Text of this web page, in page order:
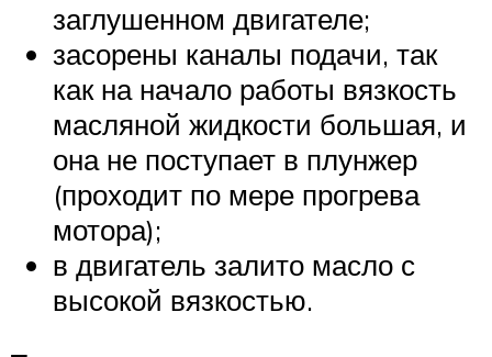
заглушенном двигателе;
засорены каналы подачи, так
как на начало работы вязкость
масляной жидкости большая, и
она не поступает в плунжер
(проходит по мере прогрева
мотора);
в двигатель залито масло с
высокой вязкостью.